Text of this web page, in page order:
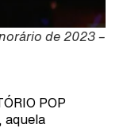
de 2023 –
POP
aquela